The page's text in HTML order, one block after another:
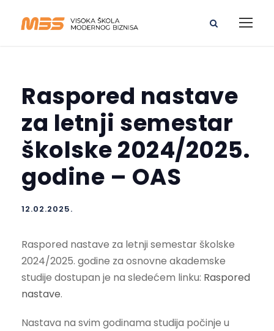
Raspored nastave
za letnji semestar
školske 2024/2025.
godine – OAS
12.02.2025.
Raspored nastave za letnji semestar školske
2024/2025. godine za osnovne akademske
studije dostupan je na sledećem linku: Raspored
nastave.
Nastava na svim godinama studija počinje u